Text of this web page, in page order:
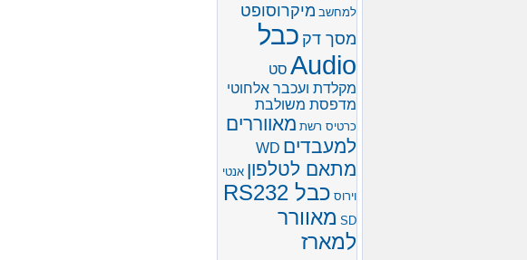
למחשב מיקרוסופט
מסך דק כבל
Audio סט
מקלדת ועכבר אלחוטי
מדפסת משולבת
כרטיס רשת מאווררים
למעבדים WD
מתאם לטלפון אנטי
וירוס כבל RS232
SD מאוורר
למארז